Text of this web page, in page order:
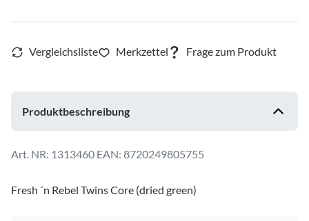
Produktbeschreibung
1313460 EAN: 8720249805755
Fresh ´n Rebel Twins Core (dried green)